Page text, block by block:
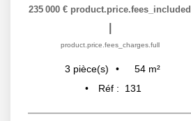
235 000 € product.price.fees_included
product.price.fees_charges.full
3 pièce(s) 54 m²
Réf :
131